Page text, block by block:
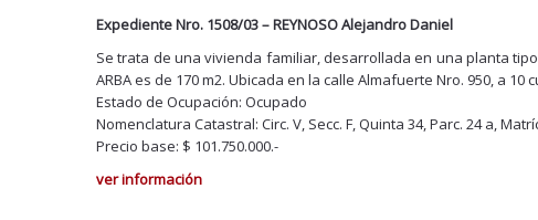
Expediente Nro. 1508/03 – REYNOSO Alejandro Daniel
Se trata de una vivienda familiar, desarrollada en una planta
ARBA es de 170 m2. Ubicada en la calle Almafuerte Nro. 950, a
Estado de Ocupación: Ocupado
Nomenclatura Catastral: Circ. V, Secc. F, Quinta 34, Parc. 24 a,
Precio base: $ 101.750.000.-
ver información